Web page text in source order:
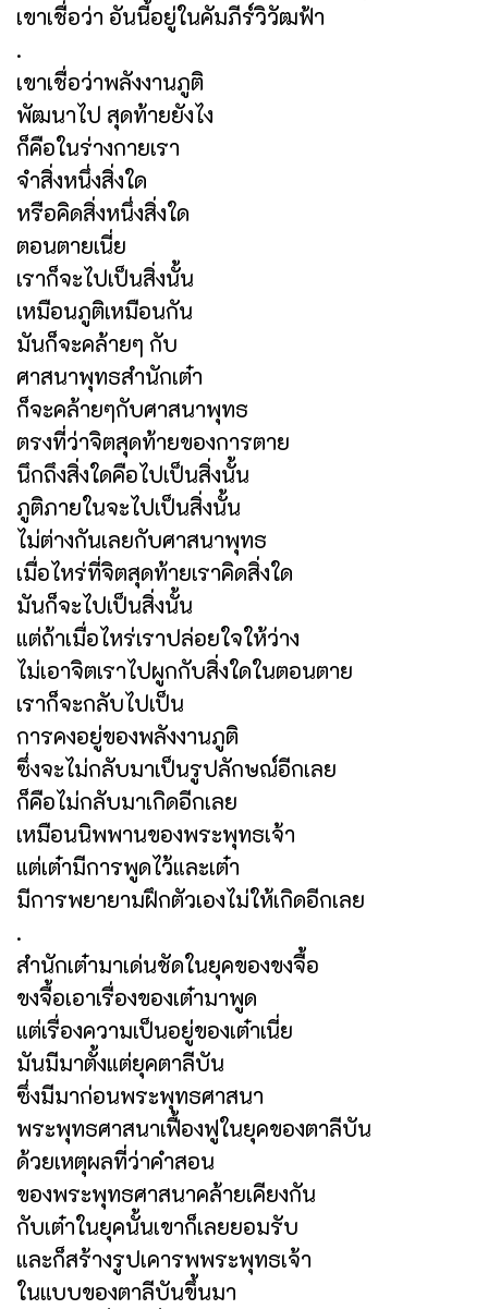
เขาเชื่อว่า อันนี้อยู่ในคัมภีร์วิวัฒฟ้า
.
เขาเชื่อว่าพลังงานภูติ
พัฒนาไป สุดท้ายยังไง
ก็คือในร่างกายเรา
จำสิ่งหนึ่งสิ่งใด
หรือคิดสิ่งหนึ่งสิ่งใด
ตอนตายเนี่ย
เราก็จะไปเป็นสิ่งนั้น
เหมือนภูติเหมือนกัน
มันก็จะคล้ายๆ กับ
ศาสนาพุทธสำนักเต๋า
ก็จะคล้ายๆกับศาสนาพุทธ
ตรงที่ว่าจิตสุดท้ายของการตาย
นึกถึงสิ่งใดคือไปเป็นสิ่งนั้น
ภูติภายในจะไปเป็นสิ่งนั้น
ไม่ต่างกันเลยกับศาสนาพุทธ
เมื่อไหร่ที่จิตสุดท้ายเราคิดสิ่งใด
มันก็จะไปเป็นสิ่งนั้น
แต่ถ้าเมื่อไหร่เราปล่อยใจให้ว่าง
ไม่เอาจิตเราไปผูกกับสิ่งใดในตอนตาย
เราก็จะกลับไปเป็น
การคงอยู่ของพลังงานภูติ
ซึ่งจะไม่กลับมาเป็นรูปลักษณ์อีกเลย
ก็คือไม่กลับมาเกิดอีกเลย
เหมือนนิพพานของพระพุทธเจ้า
แต่เต๋ามีการพูดไว้และเต๋า
มีการพยายามฝึกตัวเองไม่ให้เกิดอีกเลย
.
สำนักเต๋ามาเด่นชัดในยุคของขงจื้อ
ขงจื้อเอาเรื่องของเต๋ามาพูด
แต่เรื่องความเป็นอยู่ของเต๋าเนี่ย
มันมีมาตั้งแต่ยุคตาลีบัน
ซึ่งมีมาก่อนพระพุทธศาสนา
พระพุทธศาสนาเฟื้องฟูในยุคของตาลีบัน
ด้วยเหตุผลที่ว่าคำสอน
ของพระพุทธศาสนาคล้ายเคียงกัน
กับเต๋าในยุคนั้นเขาก็เลยยอมรับ
และก็สร้างรูปเคารพพระพุทธเจ้า
ในแบบของตาลีบันขึ้นมา